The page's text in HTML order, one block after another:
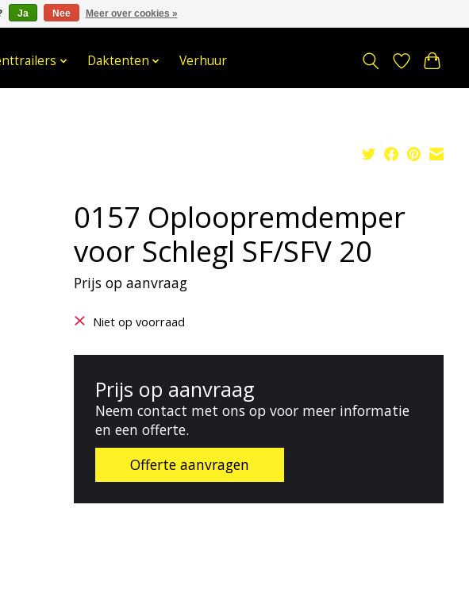
info@kraaybv.com Stuur een Whatsapp bericht
Daktenten Verhuur
0157 Oploopremdemper
voor Schlegl SF/SFV 20
Prijs op aanvraag
Niet op voorraad
Prijs op aanvraag
Neem contact met ons op voor meer informatie
en een offerte.
Offerte aanvragen
Ja Nee Meer over cookies »